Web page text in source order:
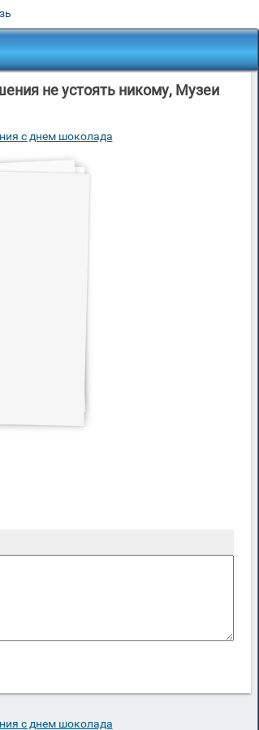
не устоять никому, Музеи
с днем шоколада
с днем шоколада